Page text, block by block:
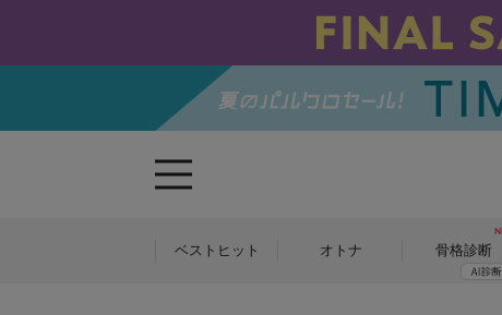
ベストヒット オトナ 骨格診断